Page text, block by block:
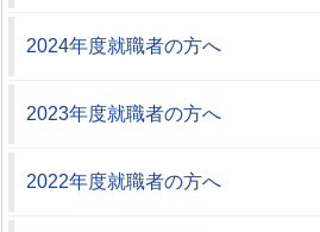
2024年度就職者の方へ
2023年度就職者の方へ
2022年度就職者の方へ